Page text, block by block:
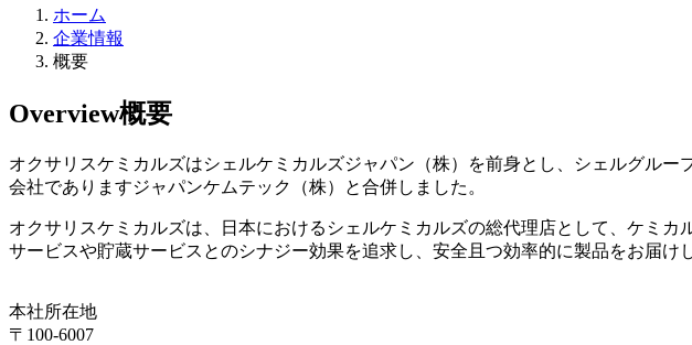
ホーム
企業情報
概要
Overview概要
オクサリスケミカルズはシェルケミカルズジャパン（株）を前身とし、シェルグル
会社でありますジャパンケムテック（株）と合併しました。
オクサリスケミカルズは、日本におけるシェルケミカルズの総代理店として、ケミ
サービスや貯蔵サービスとのシナジー効果を追求し、安全且つ効率的に製品をお届け
本社所在地
〒100-6007